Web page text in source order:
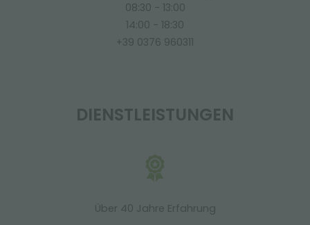
08:30 - 13:00
14:00 - 18:30
+39 0376 960311
DIENSTLEISTUNGEN
Über 40 Jahre Erfahrung